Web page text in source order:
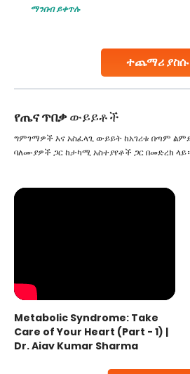
ተጨማሪ ያስሱ
globe are searching for treatments
Studies, such as one published
ማንበብ ይቀጥሉ
የጤና ጥበቃውይይቶች
ግምገማዎች እና አስፈላጊ ውይይት ከአገሪቱ በጣም
ባለሙያዎች ጋር ከታካሚ አስተያየቶች ጋር በመድረክ
Metabolic Syndrome: Take
Care of Your Heart (Part - 1) |
Dr. Ajay Kumar Sharma